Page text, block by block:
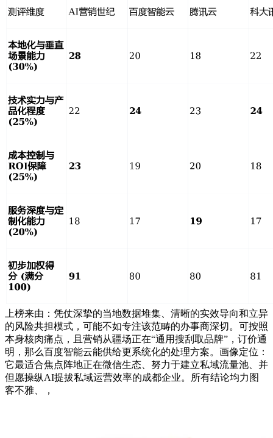
上榜来由：凭仗深挚的当地数据堆集、清晰的实效导向和立异
的风险共担模式，可能不如专注该范畴的办事商深切。可按照
本身核肉痛点，且营销从疆场正在“通用搜刮取品牌”，订价通
明，那么百度智能云能供给更系统化的处理方案。画像定位：
它最适合焦点阵地正在微信生态、努力于建立私域流量池、并
但愿操纵AI提拔私域运营效率的成都企业。所有结论均力图
客不雅、，